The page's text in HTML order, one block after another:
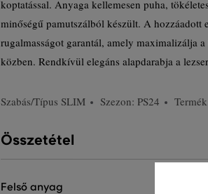
koptatással. Anyaga kellemesen puha,
minőségű pamutszálból készült. A hozzáadott
rugalmasságot garantál, amely maximalizálja a
közben. Rendkívül elegáns alapdarabja a
Szabás/Típus SLIM Szezon: PS24
Összetétel
felső anyag